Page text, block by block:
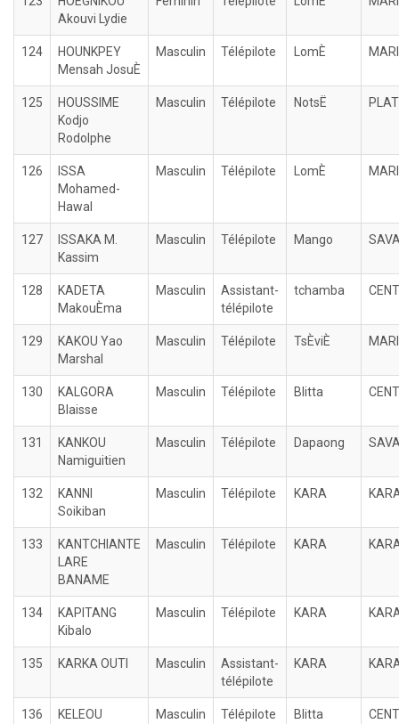
Akouvi Lydie
124
HOUNKPEY
Mensah JosuÈ
Masculin Télépilote LomÈ
125
HOUSSIME
Kodjo
Rodolphe
Masculin Télépilote NotsË
126
ISSA
Mohamed-
Hawal
Masculin Télépilote LomÈ
127
ISSAKA M.
Kassim
Masculin Télépilote Mango
128
KADETA
MakouÈma
Masculin
Assistant-
télépilote
tchamba
129
KAKOU Yao
Marshal
Masculin Télépilote TsÈviÈ
130
KALGORA
Blaisse
Masculin Télépilote Blitta
131
KANKOU
Namiguitien
Masculin Télépilote Dapaong
132
KANNI
Soikiban
Masculin Télépilote KARA
133
KANTCHIANTE
LARE
BANAME
Masculin Télépilote KARA
134
KAPITANG
Kibalo
Masculin Télépilote KARA
135 KARKA OUTI Masculin
Assistant-
télépilote
KARA
136
KELEOU
Masculin Télépilote Blitta